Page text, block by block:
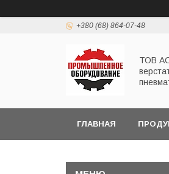
+380 (68) 864-07-48
ТОВ
ГЛАВНАЯ